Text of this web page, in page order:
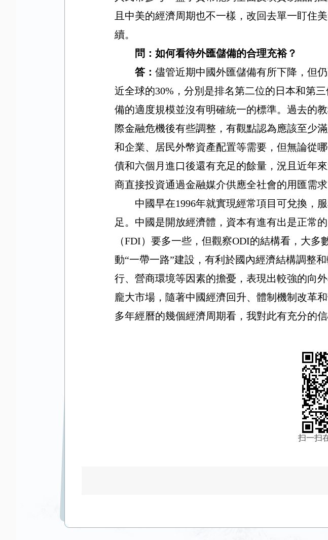
且中美的經濟周期也不一樣，改回去單一盯住
續。
問：如何看待外匯儲備的合理充裕？
答： 儘管近期中國外匯儲備有所下降，但
近全球的30% ，分別是排名第二位的日本和第
備的適度規模並沒有明確統一的標準。過去的
際金融危機後有些調整，有觀點認為應該至少
和企業、居民外幣資產配置等需要，但無論從
債和六個月進口後還有充足的餘量，況且近年
商直接投資通過金融媒介供應全社會的用匯需求
中國早在1996年就實現經常項目可兌換，
足。中國是開放經濟體，資本有進有出是正常
（FDI）要多一些，但觀察ODI的結構看，大多
動“一帶一路”建設，有利於國內經濟結構調整
行、營商環境等因素的擔憂，表現出較強的向
龐大市場，隨著中國經濟回升、體制機制改革
多年經曆的幾個經濟周期看，我對此有充分的信
扫一扫